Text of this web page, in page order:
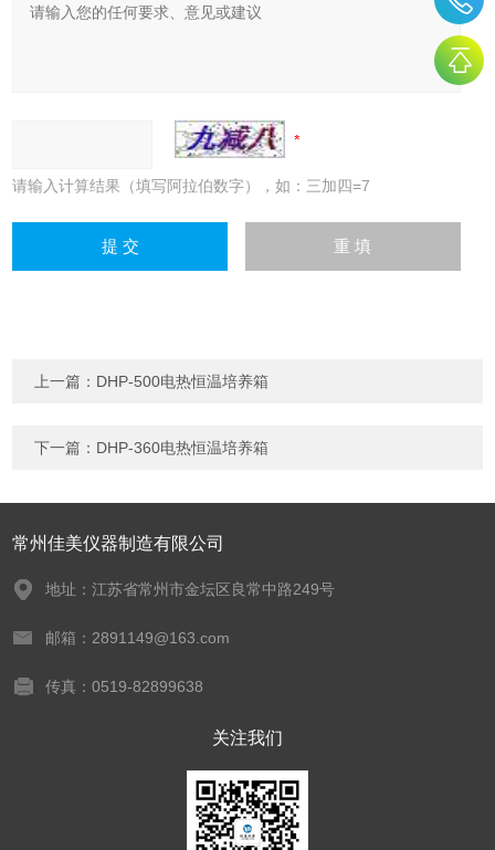
请输入计算结果（填写阿拉伯数字），如：三加四=7
上一篇： DHP-500电热恒温培养箱
下一篇： DHP-360电热恒温培养箱
常州佳美仪器制造有限公司
地址：江苏省常州市金坛区良常中路249号
邮箱：2891149@163.com
传真：0519-82899638
关注我们